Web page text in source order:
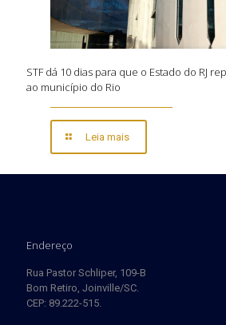
STF dá 10 dias para que o Estado do RJ
ao município do Rio
Leia mais
Endereço
Rua Pastor Schliper, 109-B
Bom Retiro, Joinville/SC.
CEP: 89.222-515.